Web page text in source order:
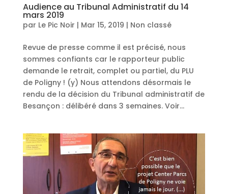
Audience au Tribunal Administratif du 14
mars 2019
par Le Pic Noir | Mar 15, 2019 | Non classé
Revue de presse comme il est précisé, nous
sommes confiants car le rapporteur public
demande le retrait, complet ou partiel, du PLU
de Poligny ! (y) Nous attendons désormais le
rendu de la décision du Tribunal administratif de
Besançon : délibéré dans 3 semaines. Voir...